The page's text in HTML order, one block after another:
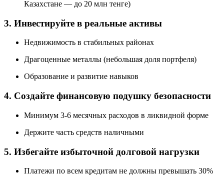
Казахстане — до 20 млн тенге)
3. Инвестируйте в реальные активы
Недвижимость в стабильных районах
Драгоценные металлы (небольшая доля портфеля)
Образование и развитие навыков
4. Создайте финансовую подушку безопасности
Минимум 3-6 месячных расходов в ликвидной форме
Держите часть средств наличными
5. Избегайте избыточной долговой нагрузки
Платежи по всем кредитам не должны превышать 30%